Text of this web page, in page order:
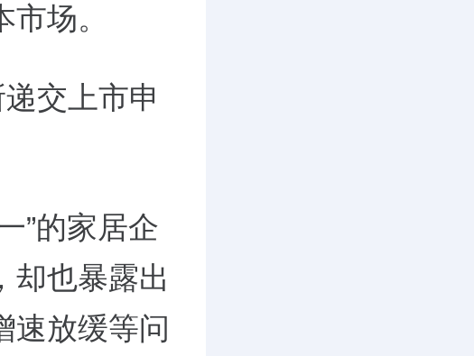
场。
交上市申
”的家居企
却也暴露出
速放缓等问